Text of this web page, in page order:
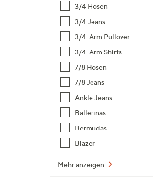
3/4 Hosen
3/4 Jeans
3/4-Arm Pullover
3/4-Arm Shirts
7/8 Hosen
7/8 Jeans
Ankle Jeans
Ballerinas
Bermudas
Blazer
Mehr anzeigen